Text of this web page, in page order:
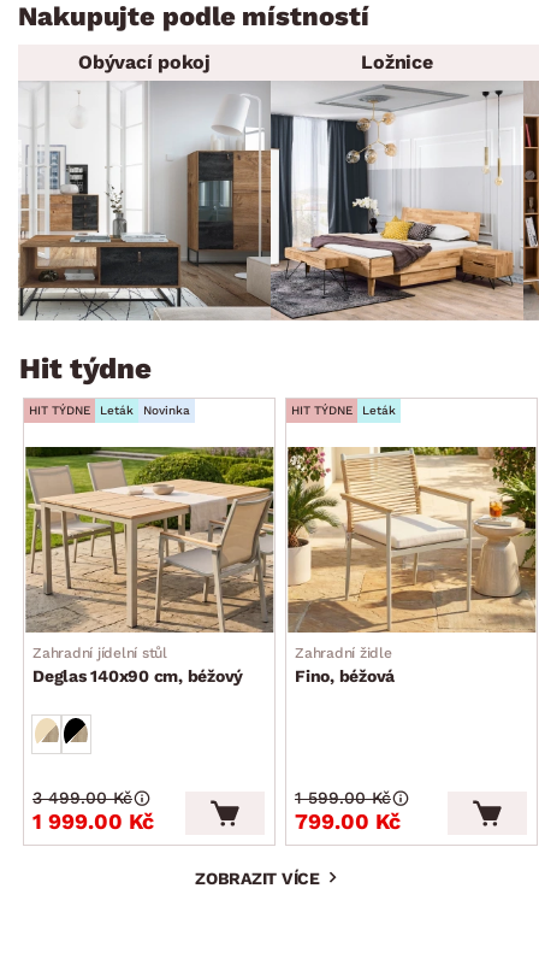
Nakupujte podle místností
Obývací pokoj Ložnice
Hit týdne
HIT TÝDNE Leták Novinka
Zahradní jídelní stůl
Deglas 140x90 cm, béžový
1 999.00 Kč
3 499.00 Kč
HIT TÝDNE Leták
Zahradní židle
Fino, béžová
799.00 Kč
1 599.00 Kč
ZOBRAZIT VÍCE